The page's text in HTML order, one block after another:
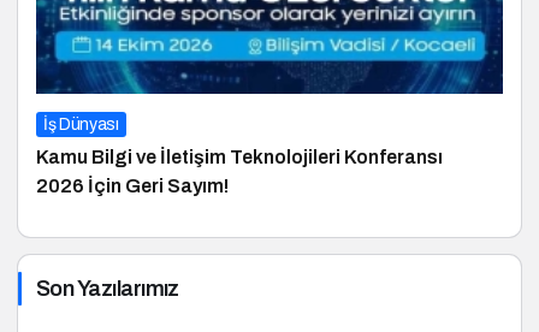
İş Dünyası
Kamu Bilgi ve İletişim Teknolojileri Konferansı
2026 İçin Geri Sayım!
Son Yazılarımız